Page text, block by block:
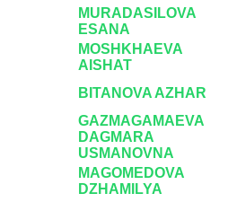
MURADASILOVA
ESANA
MOSHKHAEVA
AISHAT
BITANOVA AZHAR
GAZMAGAMAEVA
DAGMARA
USMANOVNA
MAGOMEDOVA
DZHAMILYA